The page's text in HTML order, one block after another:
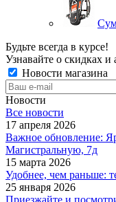
Будьте всегда в курсе!
Узнавайте о скидках
Новости магазина
Новости
Все новости
17 апреля 2026
Важное обновление:
Магистральную, 7д
15 марта 2026
Удобнее, чем раньше:
25 января 2026